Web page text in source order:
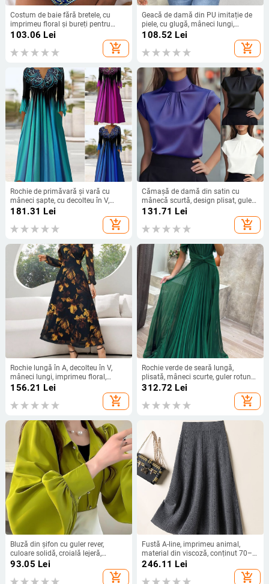
Costum de baie fără bretele, cu
imprimeu floral și bureți pentru
bust, material poliester 82% +
căptușeală din spandex 18%,
pentru înot
103.06 Lei
add_shopping_cart
Geacă de damă din PU imitație de
piele, cu glugă, mâneci lungi,
lungime medie, stil street-hipster
108.52 Lei
add_shopping_cart
Rochie de primăvară și vară cu
mâneci șapte, cu decolteu în V,
plisată, cu nasturi, stil european și
american pentru femei, 20223
181.31 Lei
add_shopping_cart
Cămașă de damă din satin cu
mânecă scurtă, design plisat, guler
înalt, textură ușor zbârcită
131.71 Lei
add_shopping_cart
Rochie lungă în A, decolteu în V,
mâneci lungi, imprimeu floral,
poliester
156.21 Lei
add_shopping_cart
Rochie verde de seară lungă,
plisată, mâneci scurte, guler rotund,
croială în A
312.72 Lei
add_shopping_cart
Bluză din șifon cu guler rever,
culoare solidă, croială lejeră,
mâneci balon, mărime mare –
93.05 Lei
add_shopping_cart
Fustă A-line, imprimeu animal,
material din viscoză, conținut 70–
80%, iarna 2024
246.11 Lei
add_shopping_cart